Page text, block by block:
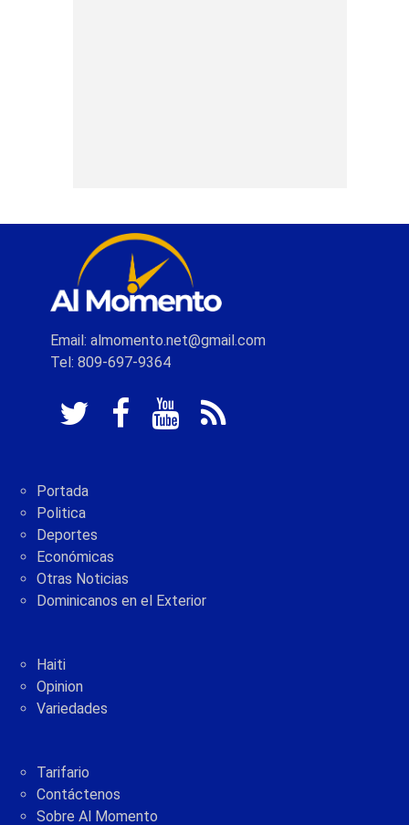
Email: almomento.net@gmail.com
Tel: 809-697-9364
Portada
Politica
Deportes
Económicas
Otras Noticias
Dominicanos en el Exterior
Haiti
Opinion
Variedades
Tarifario
Contáctenos
Sobre Al Momento